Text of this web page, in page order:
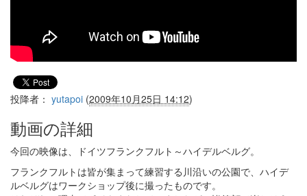
投降者： yutapoi (2009年10月25日 14:12)
動画の詳細
今回の映像は、ドイツフランクフルト～ハイデルベルグ。
フランクフルトは皆が集まって練習する川沿いの公園で、ハイデ
ルベルグはワークショップ後に撮ったものです。